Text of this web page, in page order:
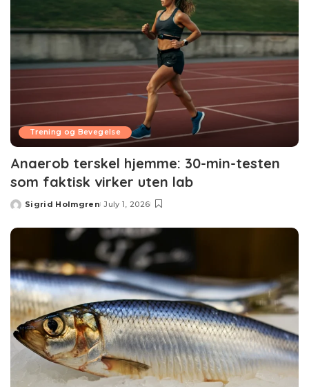
Trening og Bevegelse
Anaerob terskel hjemme: 30-min-testen
som faktisk virker uten lab
Posted
Sigrid Holmgren July 1, 2026